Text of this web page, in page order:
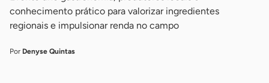
conhecimento prático para valorizar ingredientes
regionais e impulsionar renda no campo
Por Denyse Quintas